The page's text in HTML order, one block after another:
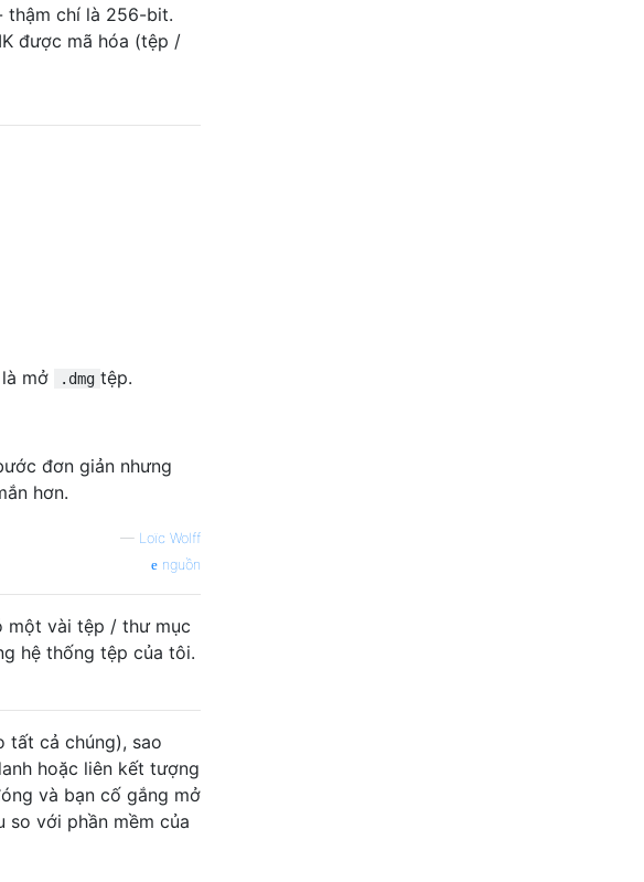
thậm chí là 256-bit.
được mã hóa (tệp /
mở
.dmg tệp.
đơn giản nhưng
hơn.
— Loïc Wolff
nguồn
một vài tệp / thư mục
hệ thống tệp của tôi.
tất cả chúng), sao
hoặc liên kết tượng
và bạn cố gắng mở
với phần mềm của